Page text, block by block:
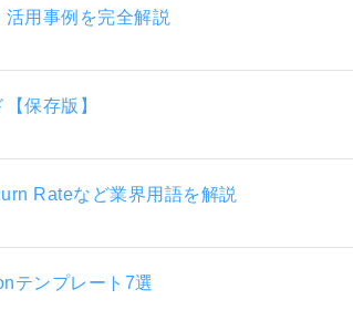
用事例を完全解説
保存版】
Rateなど業界用語を解説
テンプレート7選